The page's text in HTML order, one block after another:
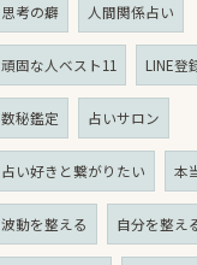
思考の癖 人間関係占い
頑固な人ベスト11 LINE登
数秘鑑定 占いサロン
占い好きと繋がりたい 本
波動を整える 自分を整え